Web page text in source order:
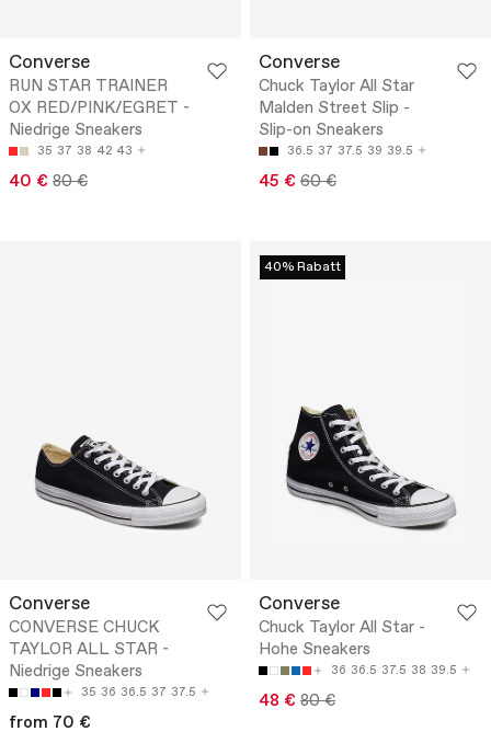
Converse
RUN STAR TRAINER
OX RED/PINK/EGRET -
Niedrige Sneakers
35 37 38 42 43
40 € 80 €
Converse
Chuck Taylor All Star
Malden Street Slip -
Slip-on Sneakers
36.5 37 37.5 39 39.5
45 € 60 €
Converse
CONVERSE CHUCK
TAYLOR ALL STAR -
Niedrige Sneakers
35 36 36.5 37 37.5
from 70 €
40% Rabatt
Converse
Chuck Taylor All Star -
Hohe Sneakers
36 36.5 37.5 38 39.5
48 € 80 €